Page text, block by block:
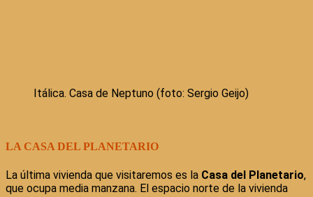
Itálica. Casa de Neptuno (foto: Sergio Geijo)
LA CASA DEL PLANETARIO
La última vivienda que visitaremos es la Casa del Planetario,
que ocupa media manzana. El espacio norte de la vivienda